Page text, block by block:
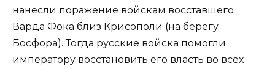
нанесли поражение войскам восставшего
Варда Фока близ Крисополи (на берегу
Босфора). Тогда русские войска помогли
императору восстановить его власть во всех